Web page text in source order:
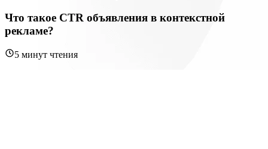
Что такое CTR объявления в контекстной
рекламе?
5 минут чтения